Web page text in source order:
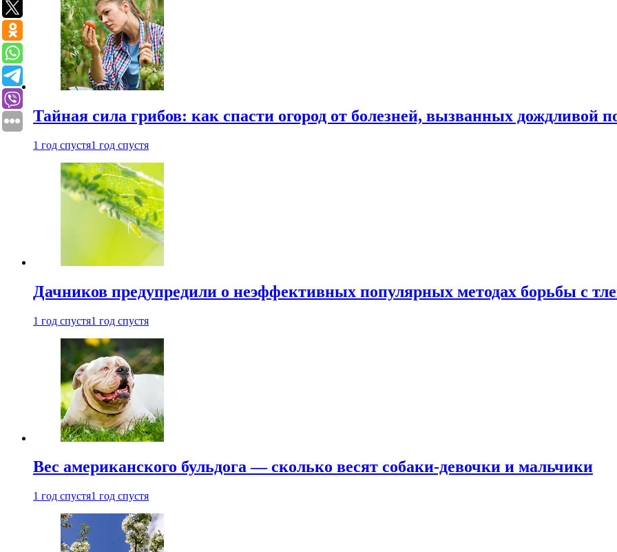
Тайная сила грибов: как спасти огород от болезней, вызванных дождливой
1 год спустя1 год спустя
Дачников предупредили о неэффективных популярных методах борьбы с
1 год спустя1 год спустя
Вес американского бульдога — сколько весят собаки-девочки и мальчики
1 год спустя1 год спустя